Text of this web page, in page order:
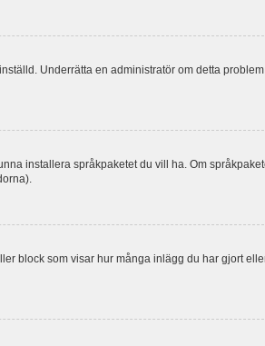
Underrätta en administratör om detta
installera språkpaketet du vill ha. Om
block som visar hur många inlägg du har gjort